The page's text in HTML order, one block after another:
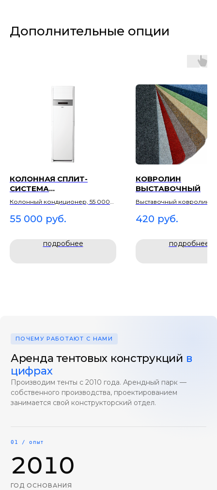
Дополнительные опции
КОЛОННАЯ СПЛИТ-
СИСТЕМА
(КОНДИЦИОНЕР)
Колонный кондиционер, 55 000
под большие банкеты.
55 000 руб.
подробнее
КОВРОЛИН
ВЫСТАВОЧНЫЙ
Выставочный ковролин
напольного настила.
420 руб.
подробнее
ПОЧЕМУ РАБОТАЮТ С НАМИ
Аренда тентовых конструкций в
цифрах
Производим тенты с 2010 года. Арендный парк —
собственного производства, проектированием
занимается свой конструкторский отдел.
01 / опыт
2010
ГОД ОСНОВАНИЯ